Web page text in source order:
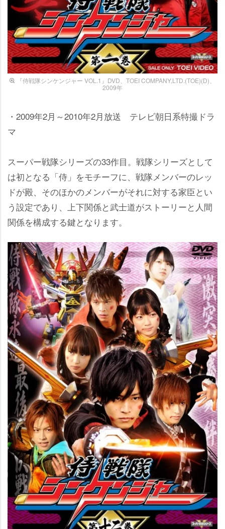
『侍戦隊シンケンジャー VOL.1』DVD、TOEI COMPANY,LTD.(TOE)(D)、
2009年
・2009年2月～2010年2月放送 テレビ朝日系特撮ドラ
マ
スーパー戦隊シリーズの33作目。戦隊シリーズとして
は初となる「侍」をモチーフに、戦隊メンバーのレッ
ドが殿、そのほかのメンバーがそれに対する家臣とい
う設定であり、上下関係と武士道がストーリーと人間
関係を構成する鍵となります。